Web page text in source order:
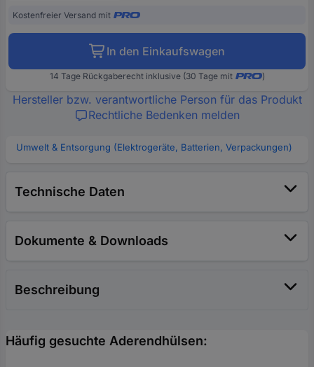
Kostenfreier Versand mit
In den Einkaufswagen
14 Tage Rückgaberecht inklusive (30 Tage mit )
Hersteller bzw. verantwortliche Person für das Produkt
Rechtliche Bedenken melden
Umwelt & Entsorgung (Elektrogeräte, Batterien, Verpackungen)
Technische Daten
Dokumente & Downloads
Beschreibung
Häufig gesuchte Aderendhülsen: